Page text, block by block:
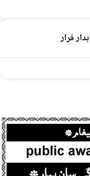
فرار